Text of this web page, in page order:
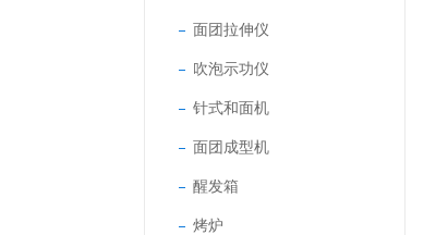
面团拉伸仪
吹泡示功仪
针式和面机
面团成型机
醒发箱
烤炉